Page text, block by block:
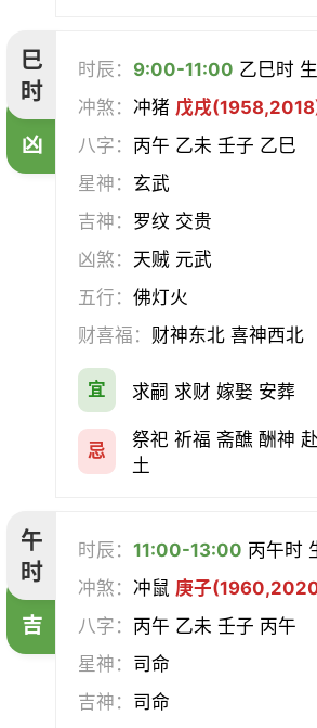
巳
时
凶
时辰： 9:00-11:00 乙巳时
冲煞：冲猪 戊戌
八字： 丙午 乙未 壬子 乙巳
星神： 玄武
吉神： 罗纹 交贵
凶煞： 天贼 元武
五行：佛灯火
财喜福： 财神东北 喜神西北
宜 求嗣 求财 嫁娶 安葬
忌
祭祀 祈福 斋醮 酬神
土
午
时
吉
时辰：11:00-13:00 丙午时
冲煞：冲鼠 庚子
八字： 丙午 乙未 壬子 丙午
星神： 司命
吉神： 司命